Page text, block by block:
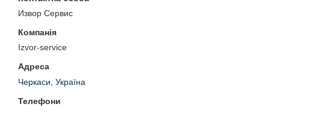
Извор Сервис
Izvor-service
Черкаси, Україна